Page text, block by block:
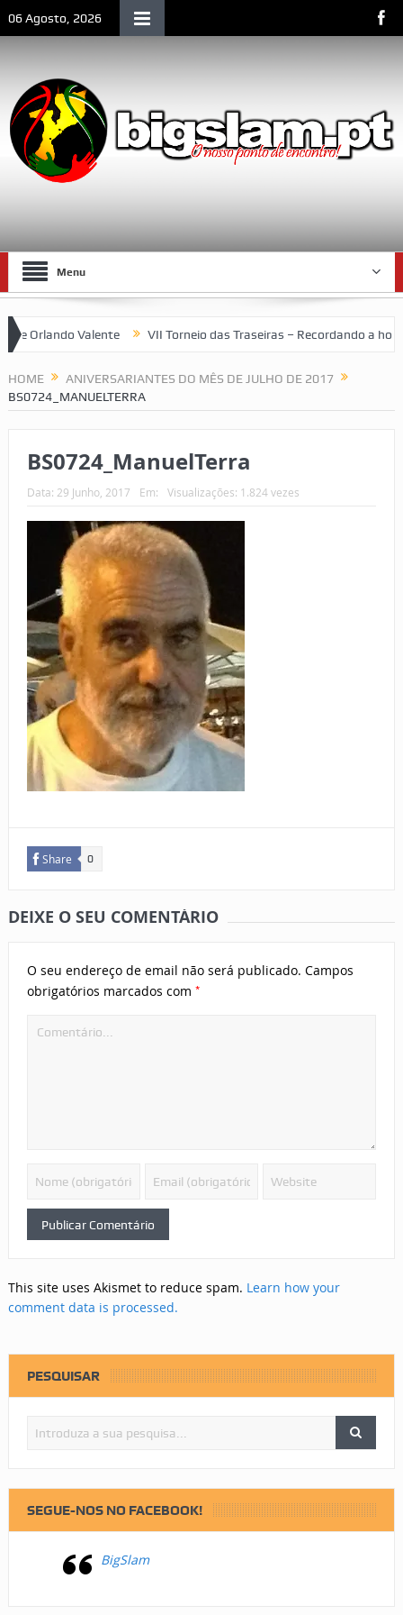
06 Agosto, 2026
Menu
Orlando Valente VII Torneio das Traseiras – Recordando a
HOME
ANIVERSARIANTES DO MÊS DE JULHO DE 2017
BS0724_MANUELTERRA
BS0724_ManuelTerra
Data: 29 Junho, 2017 Em: Visualizações: 1.824 vezes
Share 0
DEIXE O SEU COMENTÁRIO
O seu endereço de email não será publicado. Campos
obrigatórios marcados com *
This site uses Akismet to reduce spam. Learn how your
comment data is processed.
PESQUISAR
SEGUE-NOS NO FACEBOOK!
BigSlam